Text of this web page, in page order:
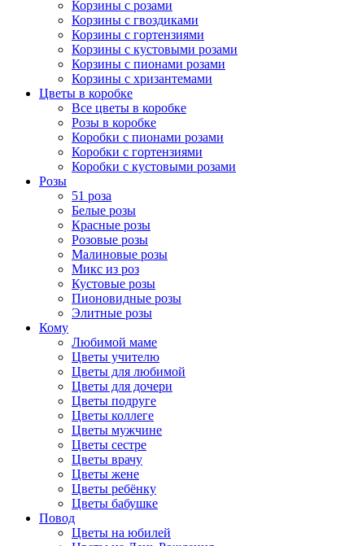
Корзины с розами
Корзины с гвоздиками
Корзины с гортензиями
Корзины с кустовыми розами
Корзины с пионами розами
Корзины с хризантемами
Цветы в коробке
Все цветы в коробке
Розы в коробке
Коробки с пионами розами
Коробки с гортензиями
Коробки с кустовыми розами
Розы
51 роза
Белые розы
Красные розы
Розовые розы
Малиновые розы
Микс из роз
Кустовые розы
Пионовидные розы
Элитные розы
Кому
Любимой маме
Цветы учителю
Цветы для любимой
Цветы для дочери
Цветы подруге
Цветы коллеге
Цветы мужчине
Цветы сестре
Цветы врачу
Цветы жене
Цветы ребёнку
Цветы бабушке
Повод
Цветы на юбилей